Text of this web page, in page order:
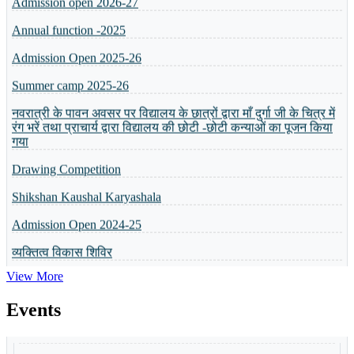
रंग भरें तथा प्राचार्य द्वारा विद्यालय की छोटी -छोटी कन्याओं का पूजन किया
गया
View More
Events